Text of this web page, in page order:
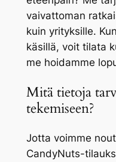
vaivattoman
kuin yrityksille.
käsillä, voit tilata
me hoidamme
Mitä tietoja
tekemiseen?
Jotta voimme
CandyNuts-